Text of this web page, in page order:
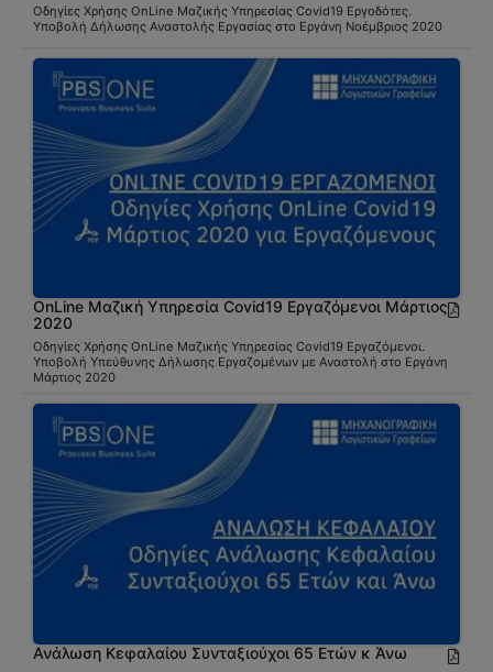
Οδηγίες Χρήσης OnLine Μαζικής Υπηρεσίας Covid19 Εργοδότες.
Υποβολή Δήλωσης Αναστολής Εργασίας στο Εργάνη Νοέμβριος 2020
OnLine Μαζική Υπηρεσία Covid19 Εργαζόμενοι Μάρτιος
2020
Οδηγίες Χρήσης OnLine Μαζικής Υπηρεσίας Covid19 Εργαζόμενοι.
Υποβολή Υπεύθυνης Δήλωσης Εργαζομένων με Αναστολή στο Εργάνη
Μάρτιος 2020
Ανάλωση Κεφαλαίου Συνταξιούχοι 65 Ετών κ Άνω